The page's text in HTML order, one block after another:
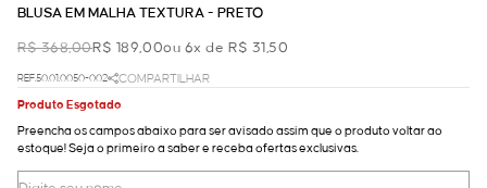
BLUSA EM MALHA TEXTURA - PRETO
R$ 368,00R$ 189,00ou 6x de R$ 31,50
REF.50.01.0050-002
COMPARTILHAR
Produto Esgotado
Preencha os campos abaixo para ser avisado assim que o produto voltar ao
estoque! Seja o primeiro a saber e receba ofertas exclusivas.